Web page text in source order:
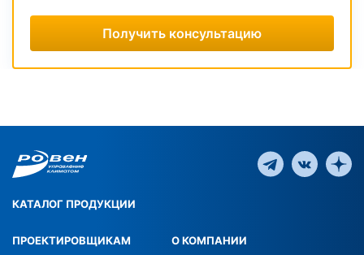
Получить консультацию
КАТАЛОГ ПРОДУКЦИИ
ПРОЕКТИРОВЩИКАМ О КОМПАНИИ